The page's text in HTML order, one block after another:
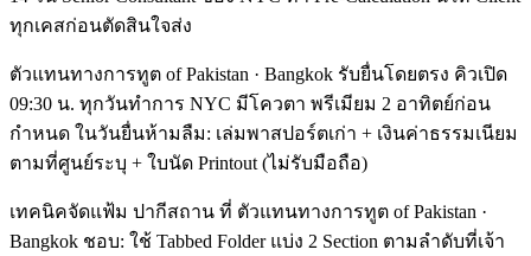
ทุกเคสก่อนตัดสินใจส่ง
ตัวแทนทางการทูต of Pakistan · Bangkok รับยื่นโดยตรง คิวเปิด
09:30 น. ทุกวันทำการ NYC มีโควตา พรีเมียม 2 อาทิตย์ก่อน
กำหนด ในวันยื่นห้ามลืม: เล่มพาสปอร์ตเก่า + เงินค่าธรรมเนียม
ตามที่ศูนย์ระบุ + ใบนัด Printout (ไม่รับมือถือ)
เทคนิคจัดแฟ้ม ปากีสถาน ที่ ตัวแทนทางการทูต of Pakistan ·
Bangkok ชอบ: ใช้ Tabbed Folder แบ่ง 2 Section ตามลำดับที่เจ้า